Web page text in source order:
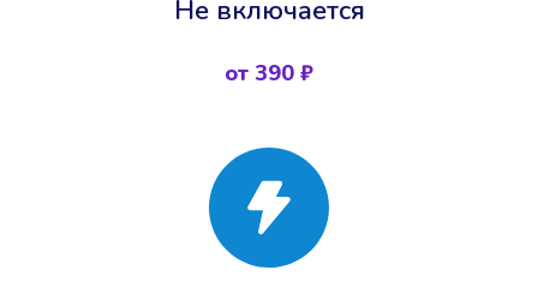
Не включается
от 390 ₽